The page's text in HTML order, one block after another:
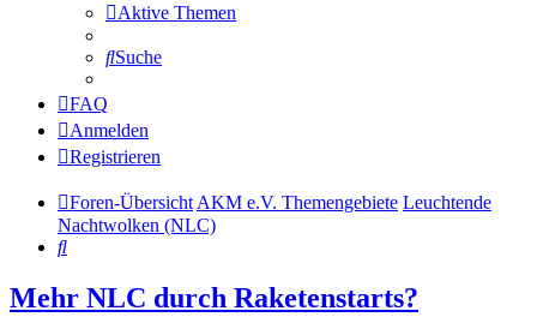
Aktive Themen
Suche
FAQ
Anmelden
Registrieren
Foren-Übersicht AKM e.V. Themengebiete Leuchtende
Nachtwolken (NLC)
Suche
Mehr NLC durch Raketenstarts?